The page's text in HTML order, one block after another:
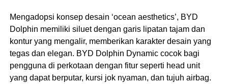
Mengadopsi konsep desain ‘ocean aesthetics’, BYD
Dolphin memiliki siluet dengan garis lipatan tajam dan
kontur yang mengalir, memberikan karakter desain yang
tegas dan elegan. BYD Dolphin Dynamic cocok bagi
pengguna di perkotaan dengan fitur seperti head unit
yang dapat berputar, kursi jok nyaman, dan tujuh airbag.